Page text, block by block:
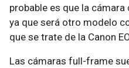
probable es que la
ya que será otro modelo
que se trate de la Canon
Las cámaras full-frame